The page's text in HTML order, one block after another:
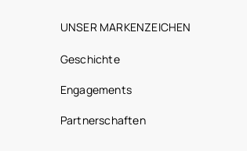
UNSER MARKENZEICHEN
Geschichte
Engagements
Partnerschaften